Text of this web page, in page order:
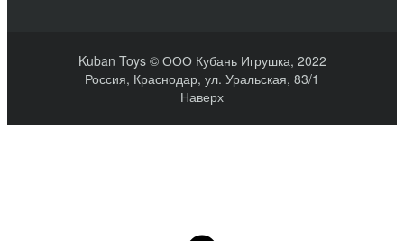
Kuban Toys © ООО Кубань Игрушка, 2022
Россия, Краснодар, ул. Уральская, 83/1
Наверх